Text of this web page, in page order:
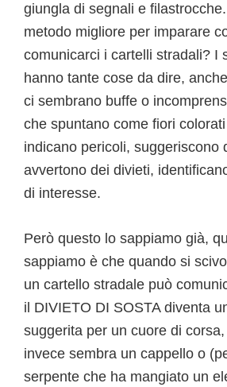
giungla di segnali e
metodo migliore per imparare
comunicarci i cartelli stradali? I
hanno tante cose da dire,
ci sembrano buffe o
che spuntano come fiori
indicano pericoli, suggeriscono
avvertono dei divieti,
di interesse.
Però questo lo sappiamo già,
sappiamo è che quando si
un cartello stradale può
il DIVIETO DI SOSTA diventa
suggerita per un cuore di
invece sembra un cappello o
serpente che ha mangiato un